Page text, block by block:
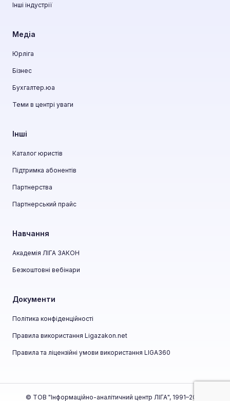
Інші індустрії
Медіа
Юрліга
Бізнес
Бухгалтер.юа
Теми в центрі уваги
Інші
Каталог юристів
Підтримка абонентів
Партнерства
Партнерський прайс
Навчання
Академія ЛІГА ЗАКОН
Безкоштовні вебінари
Документи
Політика конфіденційності
Правила використання Ligazakon.net
Правила та ліцензійні умови використання LIGA360
© ТОВ "Інформаційно-аналітичний центр ЛІГА", 1991–2026